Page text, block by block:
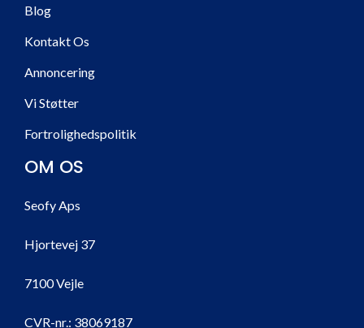
Blog
Kontakt Os
Annoncering
Vi Støtter
Fortrolighedspolitik
OM OS
Seofy Aps
Hjortevej 37
7100 Vejle
CVR-nr.: 38069187